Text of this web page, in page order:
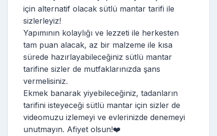
için alternatif olacak sütlü mantar tarifi ile
sizlerleyiz!
Yapımının kolaylığı ve lezzeti ile herkesten
tam puan alacak, az bir malzeme ile kısa
sürede hazırlayabileceğiniz sütlü mantar
tarifine sizler de mutfaklarınızda şans
vermelisiniz.
Ekmek banarak yiyebileceğiniz, tadanların
tarifini isteyeceği sütlü mantar için sizler de
videomuzu izlemeyi ve evlerinizde denemeyi
unutmayın. Afiyet olsun!❤️